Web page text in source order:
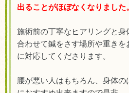
出ることがほぼなくなりました
施術前の丁寧なヒアリングと身
合わせて鍼をさす場所や重きを
に対応してくださります。
腰が悪い人はもちろん、身体